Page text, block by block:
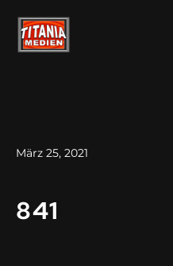
März 25, 2021
841